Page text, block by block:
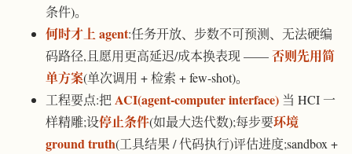
条件)。
何时才上 agent:任务开放、步数不可预测、无法硬编
码路径,且愿用更高延迟/成本换表现 ——否则先用简
单方案(单次调用 + 检索 + few-shot)。
工程要点:把 ACI(agent-computer interface)当 HCI 一
样精雕;设停止条件(如最大迭代数);每步要环境
ground truth(工具结果 / 代码执行)评估进度;sandbox +